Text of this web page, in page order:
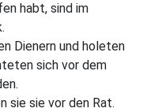
habt, sind im
Dienern und holeten
sich vor dem
sie sie vor den Rat.